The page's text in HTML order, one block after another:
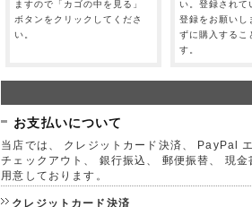
ますので「カゴの中を見る」
ボタンをクリックしてくださ
い。
い。登録されて
登録をお願いし
ずに購入するこ
す。
お支払いについて
当店では、 クレジットカード決済、 PayPal
チェックアウト、 銀行振込、 郵便振替、 現金
用意しております。
クレジットカード決済